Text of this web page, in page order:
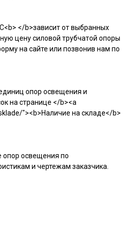
</b>зависит от выбранных
цену силовой трубчатой опоры
на сайте или позвонив нам по
опор освещения и
на странице </b><a
"><b>Наличие на складе</b>
освещения по
и чертежам заказчика.